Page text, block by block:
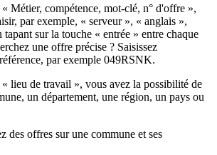
Métier, compétence, mot-clé, n° d'offre »,
par exemple, « serveur », « anglais »,
tapant sur la touche « entrée » entre chaque
une offre précise ? Saisissez
par exemple 049RSNK.
lieu de travail », vous avez la possibilité de
un département, une région, un pays ou
des offres sur une commune et ses